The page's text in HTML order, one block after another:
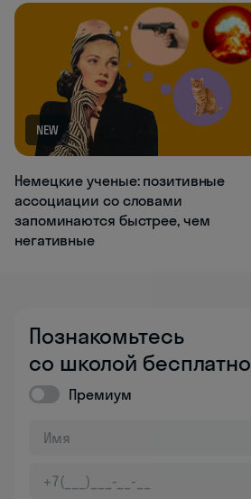
NEW
Немецкие ученые: позитивные
ассоциации со словами
запоминаются быстрее, чем
негативные
Познакомьтесь
со школой бесплатно
Премиум